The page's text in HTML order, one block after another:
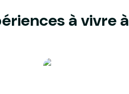
à vivre